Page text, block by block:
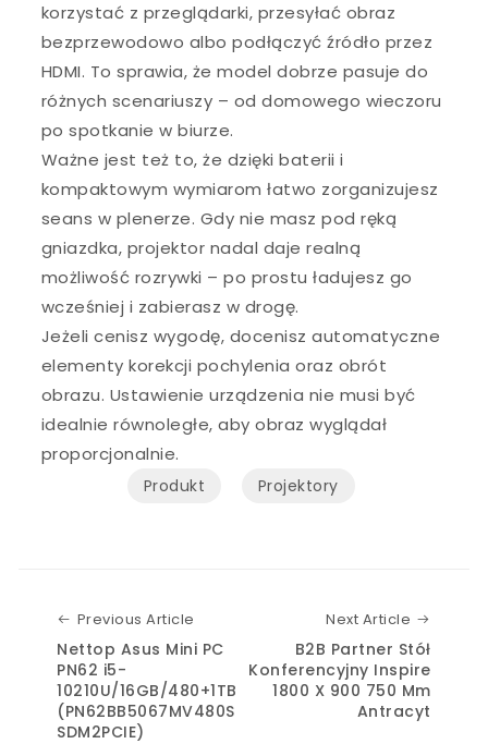
korzystać z przeglądarki, przesyłać obraz
bezprzewodowo albo podłączyć źródło przez
HDMI. To sprawia, że model dobrze pasuje do
różnych scenariuszy – od domowego wieczoru
po spotkanie w biurze.
Ważne jest też to, że dzięki baterii i
kompaktowym wymiarom łatwo zorganizujesz
seans w plenerze. Gdy nie masz pod ręką
gniazdka, projektor nadal daje realną
możliwość rozrywki – po prostu ładujesz go
wcześniej i zabierasz w drogę.
Jeżeli cenisz wygodę, docenisz automatyczne
elementy korekcji pochylenia oraz obrót
obrazu. Ustawienie urządzenia nie musi być
idealnie równoległe, aby obraz wyglądał
proporcjonalnie.
Produkt Projektory
Previous Article
Nettop Asus Mini PC
PN62 i5-
10210U/16GB/480+1TB
(PN62BB5067MV480S
SDM2PCIE)
Next Article
B2B Partner Stół
Konferencyjny Inspire
1800 X 900 750 Mm
Antracyt